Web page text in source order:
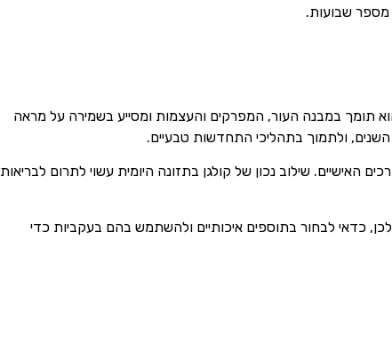
מספר שבועות.
תומך במבנה העור, המפרקים והעצמות ומסייע בשמירה על מראה
ולתמוך בתהליכי התחדשות טבעיים.
האישיים. שילוב נכון של קולגן בתזונה היומית עשוי לתרום לבריאות
כדאי לבחור בתוספים איכותיים ולהשתמש בהם בעקביות כדי